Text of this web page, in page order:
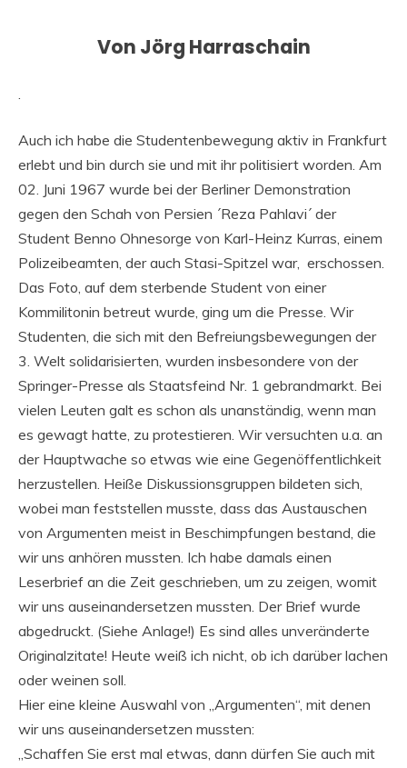
Von Jörg Harraschain
.
Auch ich habe die Studentenbewegung aktiv in Frankfurt
erlebt und bin durch sie und mit ihr politisiert worden. Am
02. Juni 1967 wurde bei der Berliner Demonstration
gegen den Schah von Persien ´Reza Pahlavi´ der
Student Benno Ohnesorge von Karl-Heinz Kurras, einem
Polizeibeamten, der auch Stasi-Spitzel war, erschossen.
Das Foto, auf dem sterbende Student von einer
Kommilitonin betreut wurde, ging um die Presse. Wir
Studenten, die sich mit den Befreiungsbewegungen der
3. Welt solidarisierten, wurden insbesondere von der
Springer-Presse als Staatsfeind Nr. 1 gebrandmarkt. Bei
vielen Leuten galt es schon als unanständig, wenn man
es gewagt hatte, zu protestieren. Wir versuchten u.a. an
der Hauptwache so etwas wie eine Gegenöffentlichkeit
herzustellen. Heiße Diskussionsgruppen bildeten sich,
wobei man feststellen musste, dass das Austauschen
von Argumenten meist in Beschimpfungen bestand, die
wir uns anhören mussten. Ich habe damals einen
Leserbrief an die Zeit geschrieben, um zu zeigen, womit
wir uns auseinandersetzen mussten. Der Brief wurde
abgedruckt. (Siehe Anlage!) Es sind alles unveränderte
Originalzitate! Heute weiß ich nicht, ob ich darüber lachen
oder weinen soll.
Hier eine kleine Auswahl von „Argumenten“, mit denen
wir uns auseinandersetzen mussten:
„Schaffen Sie erst mal etwas, dann dürfen Sie auch mit